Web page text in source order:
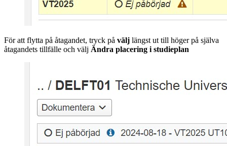
För att flytta på åtagandet, tryck på välj längst ut till höger på själva
åtagandets tillfälle och välj Ändra placering i studieplan